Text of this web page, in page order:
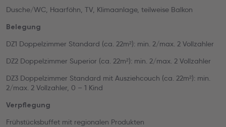
Dusche/WC, Haarföhn, TV, Klimaanlage, teilweise Balkon
Belegung
DZ1 Doppelzimmer Standard (ca. 22m²): min. 2/max. 2 Vollzahler
DZ2 Doppelzimmer Superior (ca. 22m²): min. 2/max. 2 Vollzahler
DZ3 Doppelzimmer Standard mit Ausziehcouch (ca. 22m²): min.
2/max. 2 Vollzahler, 0 – 1 Kind
Verpflegung
Frühstücksbuffet mit regionalen Produkten